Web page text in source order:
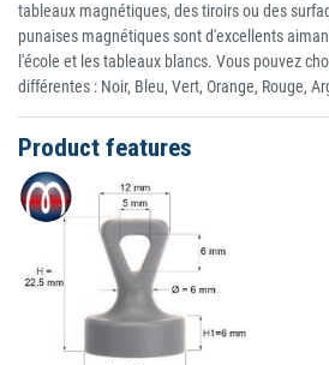
tableaux magnétiques, des tiroirs ou des
punaises magnétiques sont d'excellents
l'école et les tableaux blancs. Vous pouvez
différentes : Noir, Bleu, Vert, Orange, Rouge,
Product features